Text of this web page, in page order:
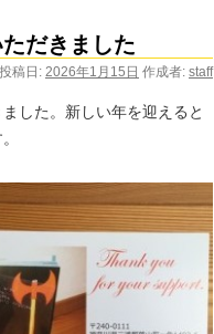
だきました
投稿日: 2026年1月15日 作成者: staff
した。新しい年を迎えると